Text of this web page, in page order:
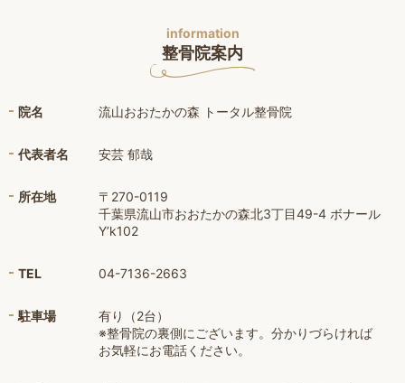
information
整骨院案内
院名 流山おおたかの森 トータル整骨院
代表者名 安芸 郁哉
所在地
〒270-0119
千葉県流山市おおたかの森北3丁目49-4 ボナール
Y’k102
TEL 04-7136-2663
駐車場
有り（2台）
※整骨院の裏側にございます。分かりづらければ
お気軽にお電話ください。